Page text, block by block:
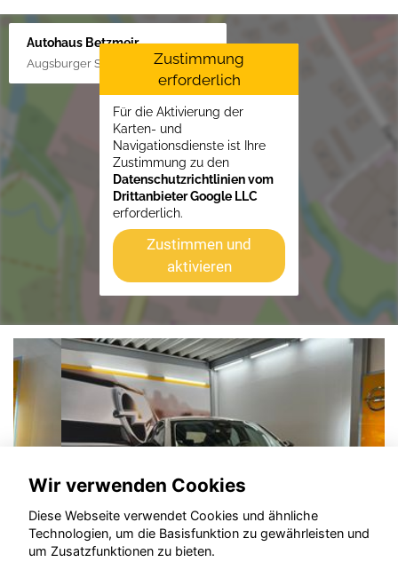
Autohaus Betzmeir
Augsburger Str. 33, 86551 Aichach
Zustimmung
erforderlich
Für die Aktivierung der
Karten- und
Navigationsdienste ist Ihre
Zustimmung zu den
Datenschutzrichtlinien vom
Drittanbieter Google LLC
erforderlich.
Zustimmen und
aktivieren
Wir verwenden Cookies
Diese Webseite verwendet Cookies und ähnliche
Technologien, um die Basisfunktion zu gewährleisten und
um Zusatzfunktionen zu bieten.